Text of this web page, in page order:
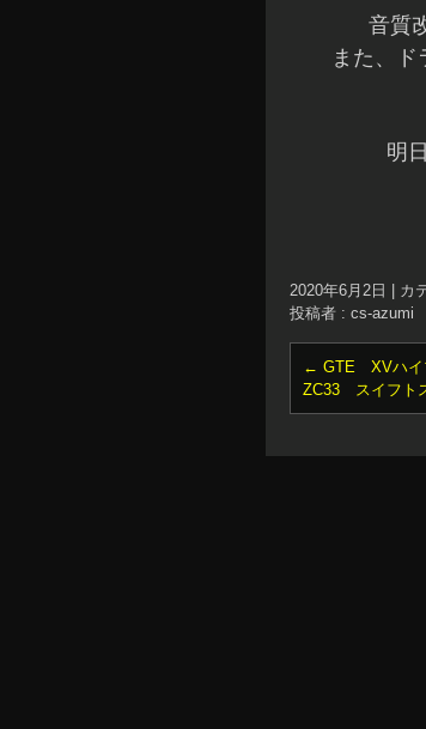
音質
また、ド
明
2020年6月2日 カ
投稿者 : cs-azumi
← GTE XVハイ
ZC33 スイフト